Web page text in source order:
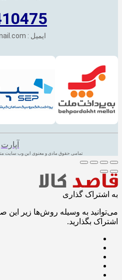
ایمیل : ghasedkala@gmail.com
آپارت
تمامی حقوق مادی و معنوی این وب سایت متعلق
به اشتراک گذاری
می‌توانید به وسیله روش‌ها زیر این
اشتراک بگذارید.